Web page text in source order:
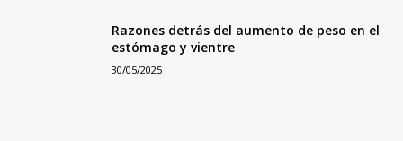
Razones detrás del aumento de peso en el
estómago y vientre
30/05/2025